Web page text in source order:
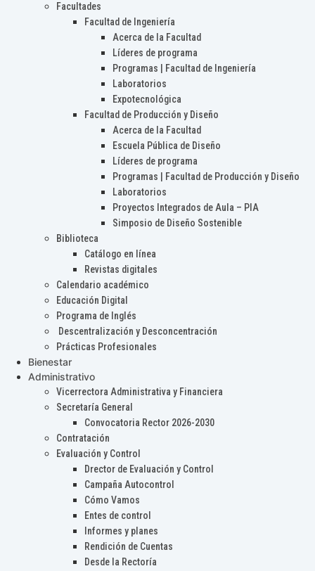
Facultades
Facultad de Ingeniería
Acerca de la Facultad
Líderes de programa
Programas | Facultad de Ingeniería
Laboratorios
Expotecnológica
Facultad de Producción y Diseño
Acerca de la Facultad
Escuela Pública de Diseño
Líderes de programa
Programas | Facultad de Producción y Diseño
Laboratorios
Proyectos Integrados de Aula – PIA
Simposio de Diseño Sostenible
Biblioteca
Catálogo en línea
Revistas digitales
Calendario académico
Educación Digital
Programa de Inglés
Descentralización y Desconcentración
Prácticas Profesionales
Bienestar
Administrativo
Vicerrectora Administrativa y Financiera
Secretaría General
Convocatoria Rector 2026-2030
Contratación
Evaluación y Control
Drector de Evaluación y Control
Campaña Autocontrol
Cómo Vamos
Entes de control
Informes y planes
Rendición de Cuentas
Desde la Rectoría